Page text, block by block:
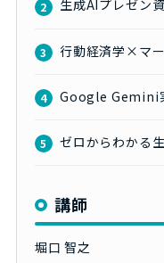
2 生成AIプレゼン
3 行動経済学×マ
4 Google Gemini
5 ゼロからわかる
講師
堀口 智之